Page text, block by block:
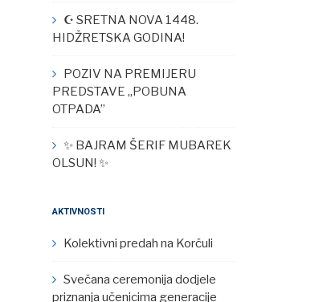
☪︎ SRETNA NOVA 1448.
HIDŽRETSKA GODINA!
POZIV NA PREMIJERU
PREDSTAVE „POBUNA
OTPADA”
✨ BAJRAM ŠERIF MUBAREK
OLSUN! ✨
AKTIVNOSTI
Kolektivni predah na Korčuli
Svečana ceremonija dodjele
priznanja učenicima generacije